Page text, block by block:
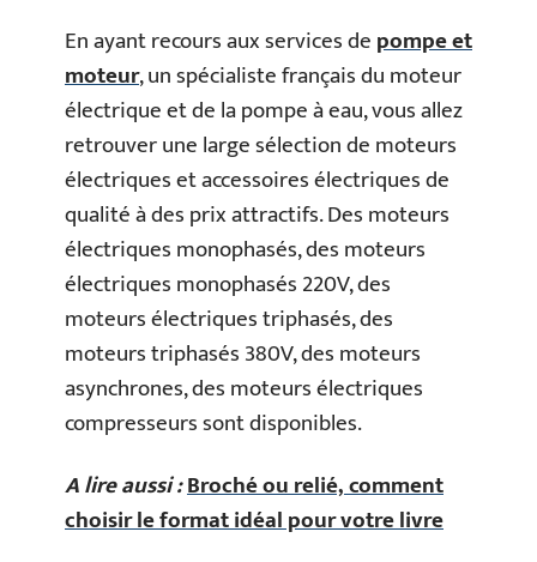
En ayant recours aux services depompe et
moteur, un spécialiste français du moteur
électrique et de la pompe à eau, vous allez
retrouver une large sélection de moteurs
électriques et accessoires électriques de
qualité à des prix attractifs. Des moteurs
électriques monophasés, des moteurs
électriques monophasés 220V, des
moteurs électriques triphasés, des
moteurs triphasés 380V, des moteurs
asynchrones, des moteurs électriques
compresseurs sont disponibles.
A lire aussi :Broché ou relié, comment
choisir le format idéal pour votre livre